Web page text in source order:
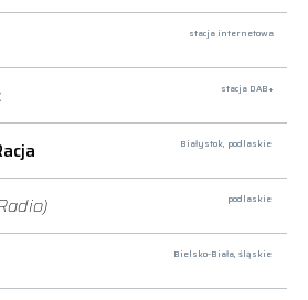
stacja internetowa
stacja DAB+
Białystok, podlaskie
podlaskie
Bielsko-Biała, śląskie